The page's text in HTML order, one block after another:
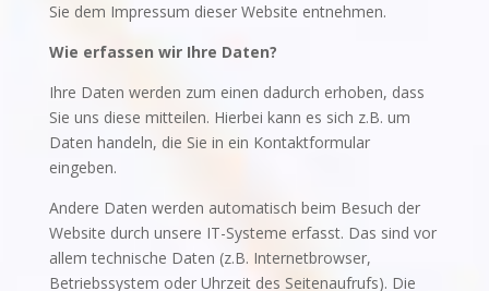
Sie dem Impressum dieser Website entnehmen.
Wie erfassen wir Ihre Daten?
Ihre Daten werden zum einen dadurch erhoben, dass
Sie uns diese mitteilen. Hierbei kann es sich z.B. um
Daten handeln, die Sie in ein Kontaktformular
eingeben.
Andere Daten werden automatisch beim Besuch der
Website durch unsere IT-Systeme erfasst. Das sind vor
allem technische Daten (z.B. Internetbrowser,
Betriebssystem oder Uhrzeit des Seitenaufrufs). Die